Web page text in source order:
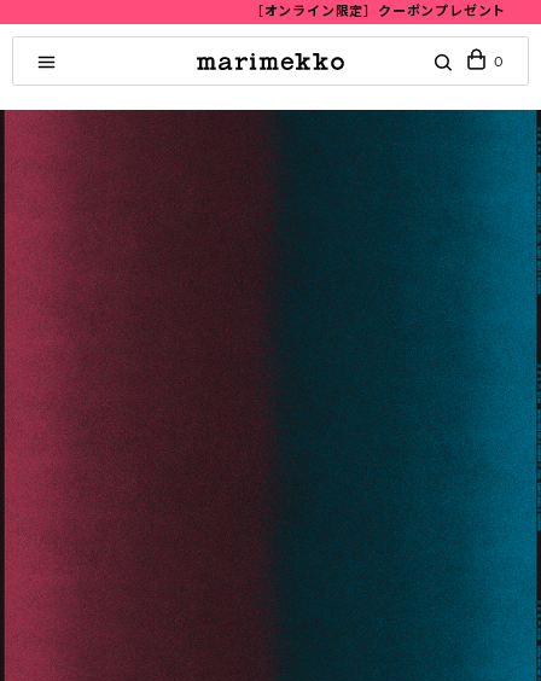
［オンライン限定］クーポンプレゼント
0